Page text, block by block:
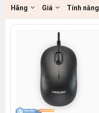
Hãng Giá Tính năng